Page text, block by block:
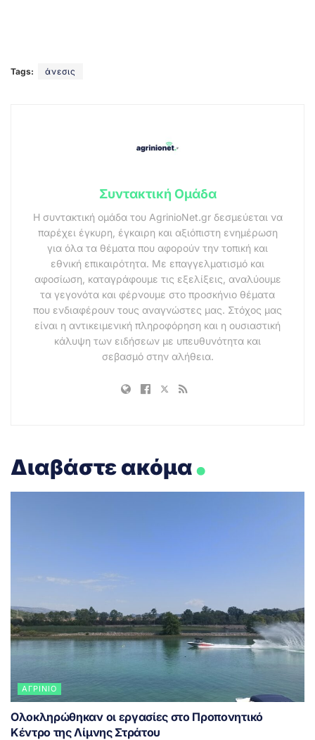
Tags: άνεσις
Συντακτική Ομάδα
Η συντακτική ομάδα του AgrinioNet.gr δεσμεύεται να
παρέχει έγκυρη, έγκαιρη και αξιόπιστη ενημέρωση
για όλα τα θέματα που αφορούν την τοπική και
εθνική επικαιρότητα. Με επαγγελματισμό και
αφοσίωση, καταγράφουμε τις εξελίξεις, αναλύουμε
τα γεγονότα και φέρνουμε στο προσκήνιο θέματα
που ενδιαφέρουν τους αναγνώστες μας. Στόχος μας
είναι η αντικειμενική πληροφόρηση και η ουσιαστική
κάλυψη των ειδήσεων με υπευθυνότητα και
σεβασμό στην αλήθεια.
Διαβάστε ακόμα.
ΑΓΡΊΝΙΟ
Ολοκληρώθηκαν οι εργασίες στο Προπονητικό
Κέντρο της Λίμνης Στράτου